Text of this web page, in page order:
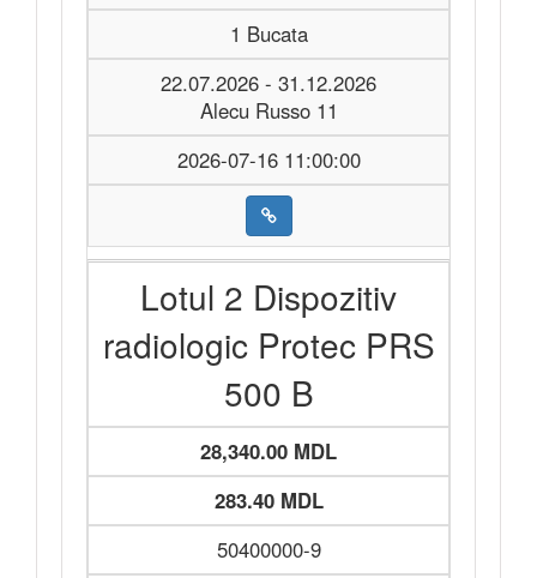
1 Bucata
22.07.2026 - 31.12.2026
Alecu Russo 11
2026-07-16 11:00:00
Lotul 2 Dispozitiv
radiologic Protec PRS
500 B
28,340.00 MDL
283.40 MDL
50400000-9